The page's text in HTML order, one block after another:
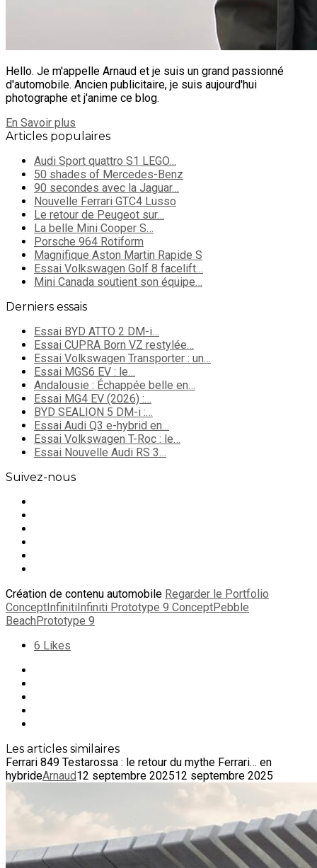
Hello. Je m'appelle Arnaud et je suis un grand passionné
d'automobile. Ancien publicitaire, je suis aujourd'hui
photographe et j'anime ce blog.
En Savoir plus
Articles populaires
Audi Sport quattro S1 LEGO…
50 shades of Mercedes-Benz
90 secondes avec la Jaguar…
Nouvelle Ferrari GTC4 Lusso
Le retour de Peugeot sur…
La belle Mini Cooper S…
Porsche 964 Rotiform
Magnifique Aston Martin Rapide S
Essai Volkswagen Golf 8 facelift…
Mini Canada soutient son équipe…
Derniers essais
Essai BYD ATTO 2 DM-i…
Essai CUPRA Born VZ restylée…
Essai Volkswagen Transporter : un…
Essai MGS6 EV : le…
Andalousie : Échappée belle en…
Essai MG4 EV (2026) :…
BYD SEALION 5 DM-i :…
Essai Audi Q3 e-hybrid en…
Essai Volkswagen T-Roc : le…
Essai Nouvelle Audi RS 3…
Suivez-nous
Création de contenu automobile Regarder le Portfolio
ConceptInfinitiInfiniti Prototype 9 ConceptPebble
BeachPrototype 9
6 Likes
Les articles similaires
Ferrari 849 Testarossa : le retour du mythe Ferrari… en
hybrideArnaud12 septembre 202512 septembre 2025